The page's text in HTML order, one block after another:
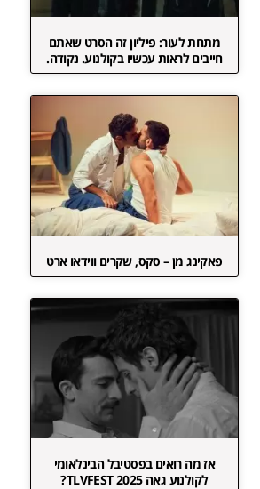
מתחת לעור: פיליון זה הסרט שאתם
חייבים לראות עכשיו בקולנוע. נקודה.
פאקינג מן – סקס, שקרים ווידאו ארט
אז מה רואים בפסטיבל הבינלאומי
לקולנוע גאה TLVFEST 2025?